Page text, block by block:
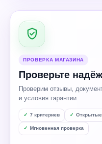
ПРОВЕРКА МАГАЗИНА
Проверьте
Проверим отзывы, документы, контакты,
и условия гарантии
7 критериев Открытые
Мгновенная проверка